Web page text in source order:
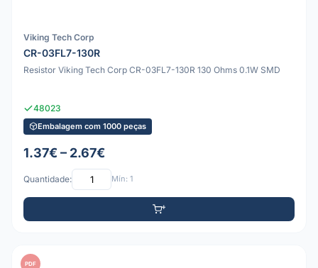
Viking Tech Corp
CR-03FL7-130R
Resistor Viking Tech Corp CR-03FL7-130R 130 Ohms 0.1W SMD
48023
Embalagem com 1000 peças
1.37€ – 2.67€
Quantidade: Mín: 1
PDF